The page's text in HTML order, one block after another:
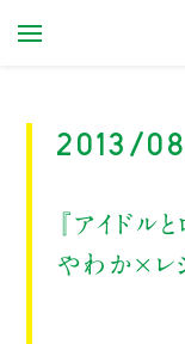
2013/
『アイド
やわか×レ